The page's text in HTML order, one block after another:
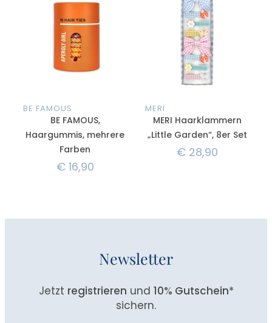
BE FAMOUS
BE FAMOUS,
Haargummis, mehrere
Farben
€16,90
MERI
MERI Haarklammern
„Little Garden“, 8er Set
€28,90
Newsletter
Jetzt registrieren und 10% Gutschein*
sichern.